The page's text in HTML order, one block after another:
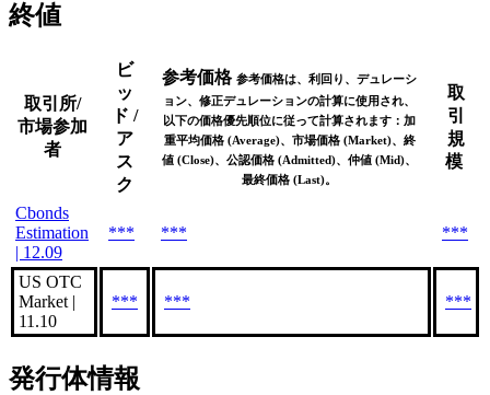
終値
取引所/
市場参加
者
ビ
ッ
ド /
ア
ス
ク
参考価格 参考価格は、利回り、デュレーシ
ョン、修正デュレーションの計算に使用され、
以下の価格優先順位に従って計算されます：加
重平均価格 (Average)、市場価格 (Market)、終
値 (Close)、公認価格 (Admitted)、仲値 (Mid)、
最終価格 (Last)。
取
引
規
模
Cbonds
Estimation
| 12.09
*** *** ***
US OTC
Market |
11.10
*** *** ***
発行体情報